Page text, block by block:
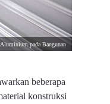
Aluminium pada Bangunan
beberapa
konstruksi